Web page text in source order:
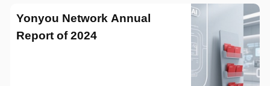
Yonyou Network Annual
Report of 2024